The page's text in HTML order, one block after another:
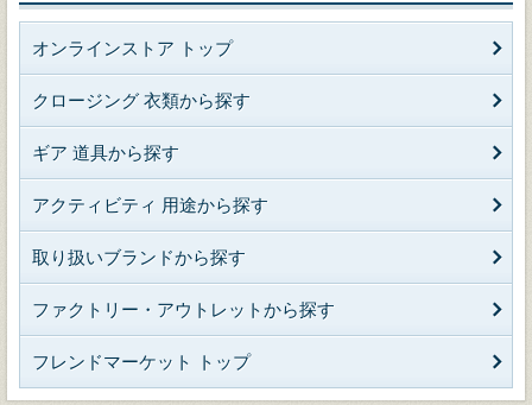
オンラインストア トップ
クロージング 衣類から探す
ギア 道具から探す
アクティビティ 用途から探す
取り扱いブランドから探す
ファクトリー・アウトレットから探す
フレンドマーケット トップ